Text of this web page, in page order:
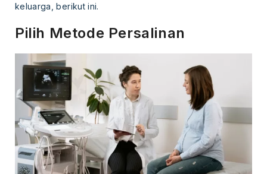
keluarga, berikut ini.
Pilih Metode Persalinan